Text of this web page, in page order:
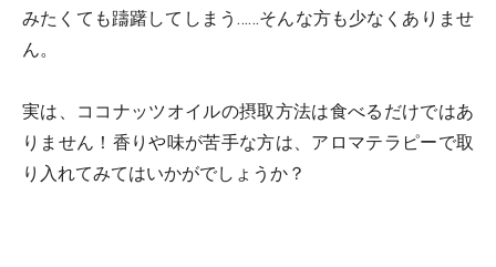
みたくても躊躇してしまう……そんな方も少なくありませ
ん。
実は、ココナッツオイルの摂取方法は食べるだけではあ
りません！香りや味が苦手な方は、アロマテラピーで取
り入れてみてはいかがでしょうか？